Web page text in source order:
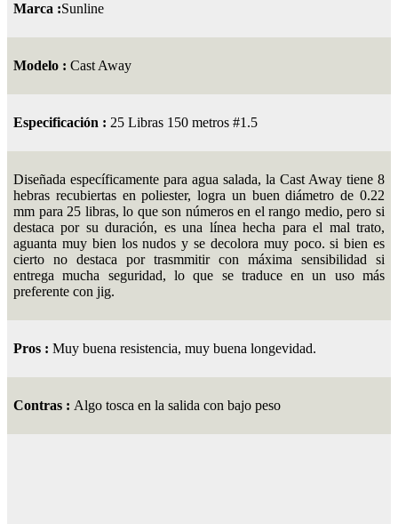
Marca :Sunline
Modelo : Cast Away
Especificación : 25 Libras 150 metros #1.5
Diseñada específicamente para agua salada, la Cast Away tiene 8
hebras recubiertas en poliester, logra un buen diámetro de 0.22
mm para 25 libras, lo que son números en el rango medio, pero si
destaca por su duración, es una línea hecha para el mal trato,
aguanta muy bien los nudos y se decolora muy poco. si bien es
cierto no destaca por trasmmitir con máxima sensibilidad si
entrega mucha seguridad, lo que se traduce en un uso más
preferente con jig.
Pros : Muy buena resistencia, muy buena longevidad.
Contras : Algo tosca en la salida con bajo peso